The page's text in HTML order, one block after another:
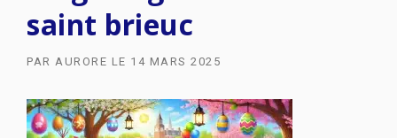
saint brieuc
PAR AURORE LE 14 MARS 2025